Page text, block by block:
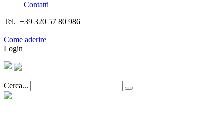
Contatti
Tel. +39 320 57 80 986
Come aderire
Login
Cerca...